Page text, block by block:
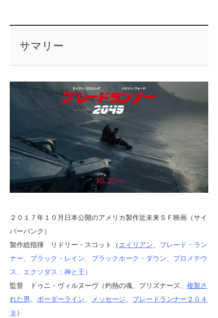
サマリー
２０１７年１０月日本公開のアメリカ製作近未来ＳＦ映画（サイ
バーパンク）
製作総指揮 リドリー・スコット（エイリアン、 ブレード・ラン
ナー、 ブラック・レイン、 ブラックホーク・ダウン、 プロメテウ
ス、 エクソダス：神と王）
監督 ドゥニ・ヴィルヌーヴ（灼熱の魂、プリズナーズ、 複製さ
れた男、 ボーダーライン、 メッセージ、 ブレードランナー２０４
９ ）